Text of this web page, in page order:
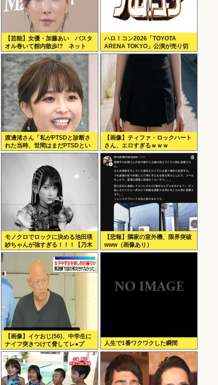
【芸能】女優・加藤あい バスタ
オル巻いて館内散歩!? ネット
「思わず二度見」「IWGPを思い
出す」「セクシーサンキュー」
ハロ！コン2026「TOYOTA
ARENA TOKYO」公演が売り切
れない
渡邊渚さん「私がPTSDと診断さ
れた当時、世間はまだPTSDとい
う言葉は浸透されていませんでし
【画像】ティファ・ロックハート
さん、エロすぎるｗｗｗ
モノクロでロックに決める池田瑛
紗ちゃんが強すぎる！！！【乃木
坂46】
【悲報】隣家の室外機、限界突破
www（画像あり）
【画像】イケおじ(56)、中学生に
ナイフ突きつけて脅してレ●プ
www
人生で1番ワクワクした瞬間